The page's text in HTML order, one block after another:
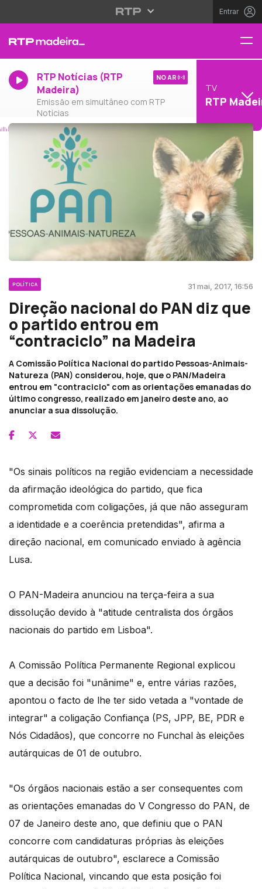
Entrar
RTP Notícias (RTP
Madeira)
Emissão em simultâneo com RTP
Notícias
NO AR
TV
RTP
POLÍTICA 31 mai, 2017, 16:56
Direção nacional do PAN diz que
o partido entrou em
“contraciclo” na Madeira
A Comissão Política Nacional do partido Pessoas-Animais-
Natureza (PAN) considerou, hoje, que o PAN/Madeira
entrou em "contraciclo" com as orientações emanadas do
último congresso, realizado em janeiro deste ano, ao
anunciar a sua dissolução.
"Os sinais políticos na região evidenciam a necessidade
da afirmação ideológica do partido, que fica
comprometida com coligações, já que não asseguram
a identidade e a coerência pretendidas", afirma a
direção nacional, em comunicado enviado à agência
Lusa.
O PAN-Madeira anunciou na terça-feira a sua
dissolução devido à "atitude centralista dos órgãos
nacionais do partido em Lisboa".
A Comissão Política Permanente Regional explicou
que a decisão foi "unânime" e, entre várias razões,
apontou o facto de lhe ter sido vetada a "vontade de
integrar" a coligação Confiança (PS, JPP, BE, PDR e
Nós Cidadãos), que concorre no Funchal às eleições
autárquicas de 01 de outubro.
"Os órgãos nacionais estão a ser consequentes com
as orientações emanadas do V Congresso do PAN, de
07 de Janeiro deste ano, que definiu que o PAN
concorre com candidaturas próprias às eleições
autárquicas de outubro", esclarece a Comissão
Política Nacional, vincando que esta posição foi